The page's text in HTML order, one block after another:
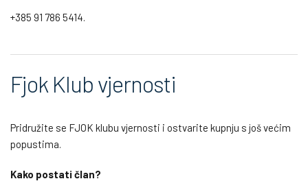
+385 91 786 5414.
Fjok Klub vjernosti
Pridružite se FJOK klubu vjernosti i ostvarite kupnju s još većim
popustima.
Kako postati član?